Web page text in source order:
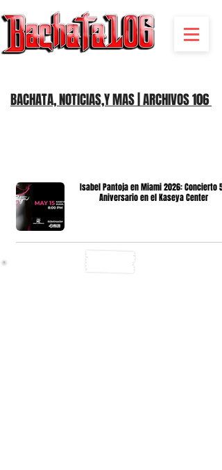
BACHATA, NOTICIAS,Y MAS | ARCHIVOS 106
Isabel Pantoja en Miami 2026: Concierto 50
Aniversario en el Kaseya Center